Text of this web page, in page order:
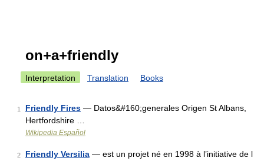
on+a+friendly
Interpretation Translation Books
1 Friendly Fires — Datos&#160;generales Origen St Albans,
Hertfordshire …
Wikipedia Español
2 Friendly Versilia — est un projet né en 1998 à l’initiative de l